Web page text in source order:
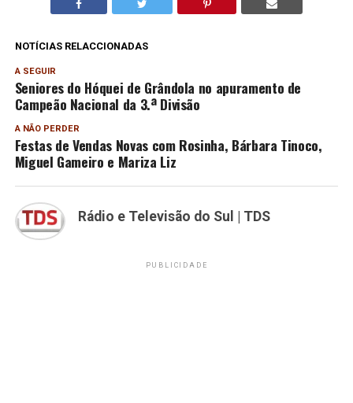
NOTÍCIAS RELACCIONADAS
A SEGUIR
Seniores do Hóquei de Grândola no apuramento de
Campeão Nacional da 3.ª Divisão
A NÃO PERDER
Festas de Vendas Novas com Rosinha, Bárbara Tinoco,
Miguel Gameiro e Mariza Liz
Rádio e Televisão do Sul | TDS
PUBLICIDADE